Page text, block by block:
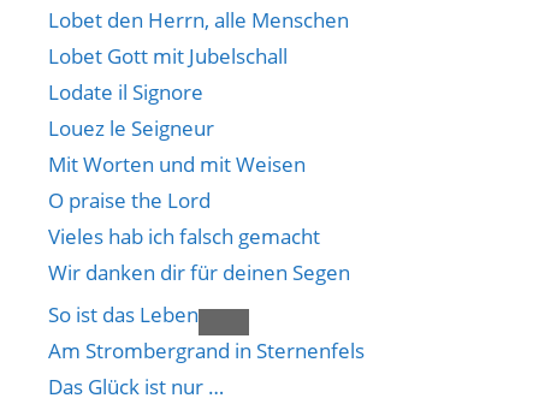
Lobet den Herrn, alle Menschen
Lobet Gott mit Jubelschall
Lodate il Signore
Louez le Seigneur
Mit Worten und mit Weisen
O praise the Lord
Vieles hab ich falsch gemacht
Wir danken dir für deinen Segen
So ist das Leben
Am Strombergrand in Sternenfels
Das Glück ist nur …